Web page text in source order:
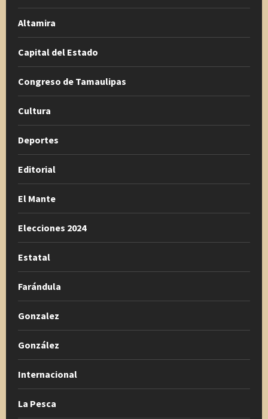
Altamira
Capital del Estado
Congreso de Tamaulipas
Cultura
Deportes
Editorial
El Mante
Elecciones 2024
Estatal
Farándula
Gonzalez
González
Internacional
La Pesca